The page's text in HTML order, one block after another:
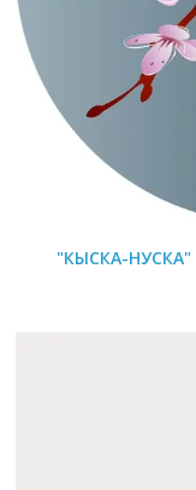
"КЫСКА-НУСКА"